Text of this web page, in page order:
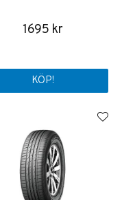
1695 kr
KÖP!